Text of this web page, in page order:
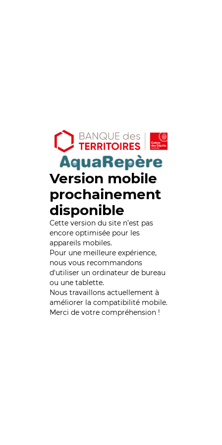
Version mobile
prochainement
disponible
Cette version du site n’est pas
encore optimisée pour les
appareils mobiles.
Pour une meilleure expérience,
nous vous recommandons
d'utiliser un ordinateur de bureau
ou une tablette.
Nous travaillons actuellement à
améliorer la compatibilité mobile.
Merci de votre compréhension !